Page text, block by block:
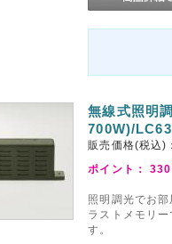
無線式照明
700W)/
販売価格(税込
ポイント：330
照明調光でお
ラストメモリ
す。